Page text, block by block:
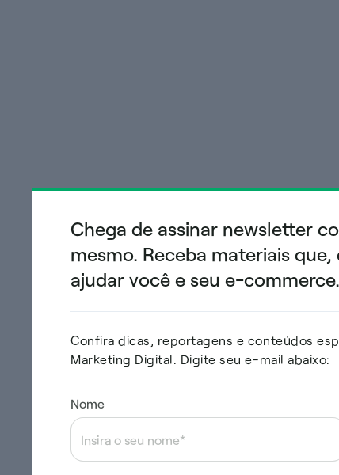
Chega de assinar newsletter
mesmo. Receba materiais
ajudar você e seu e-commerce.
Confira dicas, reportagens e conteúdos
Marketing Digital. Digite seu e-mail abaixo:
Nome